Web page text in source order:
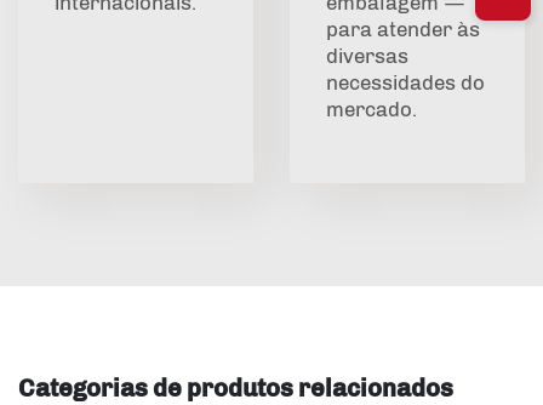
para atender às
diversas
necessidades do
mercado.
Categorias de produtos relacionados